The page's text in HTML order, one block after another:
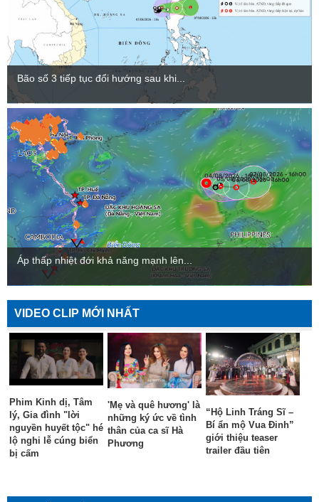
Bão số 3 tiếp tục đổi hướng sau khi...
Áp thấp nhiệt đới khả năng mạnh lên...
VIDEO CLIP MỚI NHẤT
Phim Kinh dị, Tâm
lý, Gia đình "lời
nguyền huyết tộc" hé
lộ nghi lễ cúng biển
bị cấm
'Mẹ và quê hương' là
những ký ức về tình
thân của ca sĩ Hà
Phương
“Hộ Linh Tráng Sĩ –
Bí ẩn mộ Vua Đinh”
giới thiệu teaser
trailer đầu tiên